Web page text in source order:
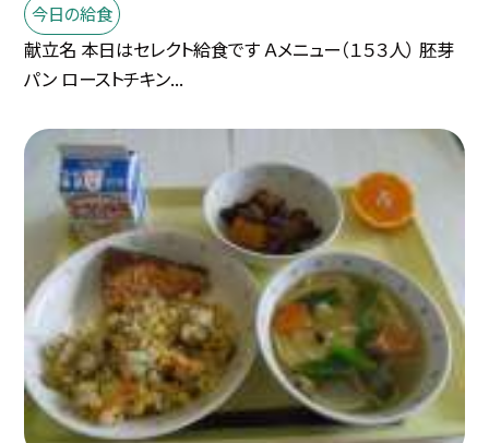
今日の給食
献立名 本日はセレクト給食です Ａメニュー（１５３人） 胚芽
パン ローストチキン...